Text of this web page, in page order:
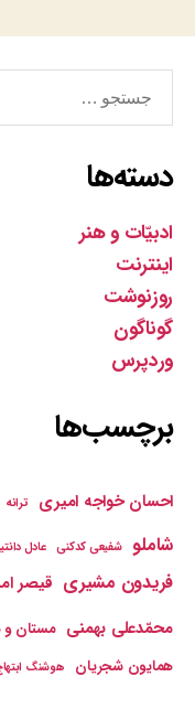
دسته‌ها
ادبیّات و هنر
اینترنت
روزنوشت
گوناگون
وردپرس
برچسب‌ها
احسان خواجه امیری ترانه
شاملو شفیعی کدکنی عادل
فریدون مشیری قیصر
محمّدعلی بهمنی مستان و
همایون شجریان
هوشنگ